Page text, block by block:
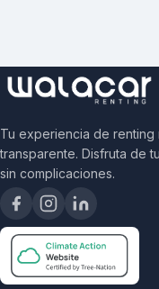
Tu experiencia de renting
transparente. Disfruta de
sin complicaciones.